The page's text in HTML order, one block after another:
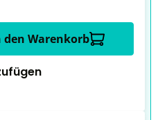
den Warenkorb